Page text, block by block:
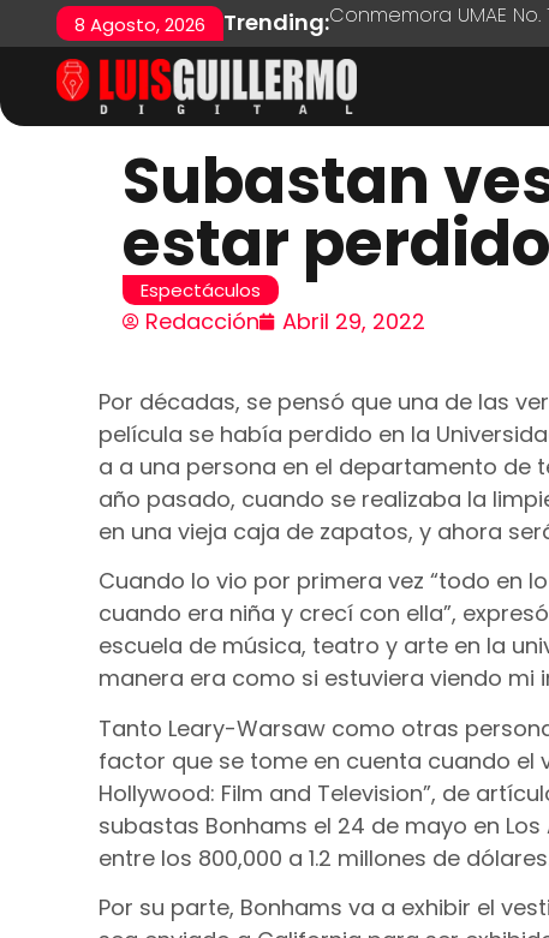
8 Agosto, 2026 Trending:Conmemora UMAE
Subastan
estar
Espectáculos
Redacción Abril 29, 2022
Por décadas, se pensó que una de las
película se había perdido en la
a a una persona en el departamento de
año pasado, cuando se realizaba la
en una vieja caja de zapatos, y ahora
Cuando lo vio por primera vez “todo en
cuando era niña y crecí con ella”,
escuela de música, teatro y arte en la
manera era como si estuviera viendo mi
Tanto Leary-Warsaw como otras
factor que se tome en cuenta cuando el
Hollywood: Film and Television”, de
subastas Bonhams el 24 de mayo en
entre los 800,000 a 1.2 millones de
Por su parte, Bonhams va a exhibir el